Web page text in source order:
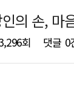
의 손, 마
회 댓글 0